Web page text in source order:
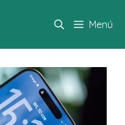
Menú